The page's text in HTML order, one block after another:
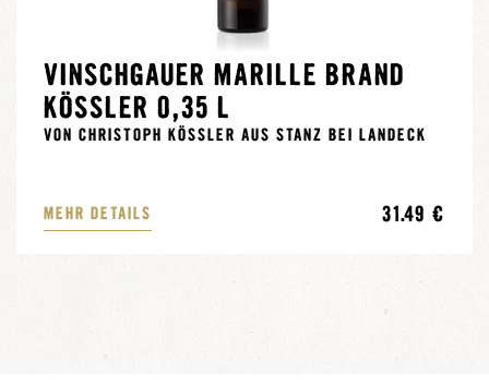
VINSCHGAUER MARILLE BRAND
KÖSSLER 0,35 L
VON CHRISTOPH KÖSSLER AUS STANZ BEI LANDECK
MEHR DETAILS 31.49 €